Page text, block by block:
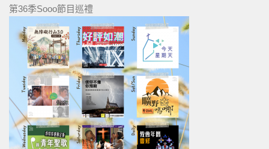
第36季Sooo節目巡禮